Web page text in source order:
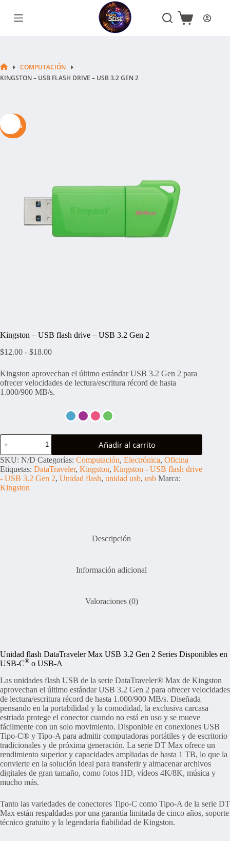
contenido
Carro
INICIO
COMPUTACIÓN
KINGSTON – USB FLASH DRIVE – USB 3.2 GEN 2
Oferta
Kingston – USB flash drive – USB 3.2 Gen 2
$12.00 - $18.00Rango
precios:
desde
$12.00
hasta
Kingston aprovechan el último estándar USB 3.2 Gen 2 para
ofrecer velocidades de lectura/escritura récord de hasta
1.000/900 MB/s.
Kingston
USB
flash
drive
-
USB
Añadir al carrito
SKU: N/D Categorías: Computación, Electrónica, Oficina
Etiquetas: DataTraveler, Kingston, Kingston - USB flash drive
- USB 3.2 Gen 2, Unidad flash, unidad usb, usb Marca:
Kingston
Descripción
Información adicional
Valoraciones (0)
Unidad flash DataTraveler Max USB 3.2 Gen 2 Series Disponibles en
USB-C® o USB-A
Las unidades flash USB de la serie DataTraveler® Max de Kingston
aprovechan el último estándar USB 3.2 Gen 2 para ofrecer velocidades
de lectura/escritura récord de hasta 1.000/900 MB/s. Diseñada
pensando en la portabilidad y la comodidad, la exclusiva carcasa
estriada protege el conector cuando no está en uso y se mueve
fácilmente con un solo movimiento. Disponible en conexiones USB
Tipo-C® y Tipo-A para admitir computadoras portátiles y de escritorio
tradicionales y de próxima generación. La serie DT Max ofrece un
rendimiento superior y capacidades ampliadas de hasta 1 TB, lo que la
convierte en la solución ideal para transferir y almacenar archivos
digitales de gran tamaño, como fotos HD, vídeos 4K/8K, música y
mucho más.
Tanto las variedades de conectores Tipo-C como Tipo-A de la serie DT
Max están respaldadas por una garantía limitada de cinco años, soporte
técnico gratuito y la legendaria fiabilidad de Kingston.